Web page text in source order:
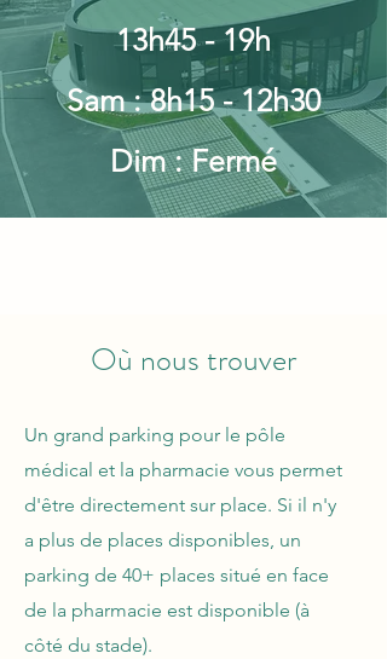
13h45 - 19h
Sam : 8h15 - 12h30
Dim : Fermé
Où nous trouver
Un grand parking pour le pôle
médical et la pharmacie vous permet
d'être directement sur place. Si il n'y
a plus de places disponibles, un
parking de 40+ places situé en face
de la pharmacie est disponible (à
côté du stade).